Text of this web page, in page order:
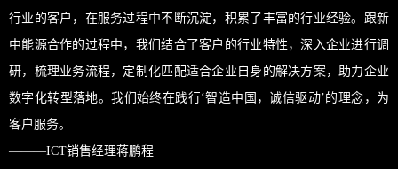
行业的客户，在服务过程中不断沉淀，积累了丰富的行业经验。跟新
中能源合作的过程中，我们结合了客户的行业特性，深入企业进行调
研，梳理业务流程，定制化匹配适合企业自身的解决方案，助力企业
数字化转型落地。我们始终在践行‘智造中国，诚信驱动’的理念，为
客户服务。
———ICT销售经理蒋鹏程